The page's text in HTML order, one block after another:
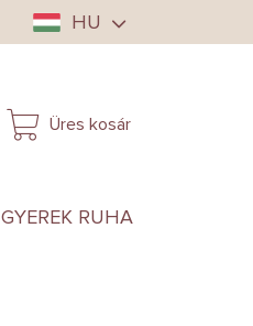
HU
KOSÁR
Üres kosár
GYEREK RUHA